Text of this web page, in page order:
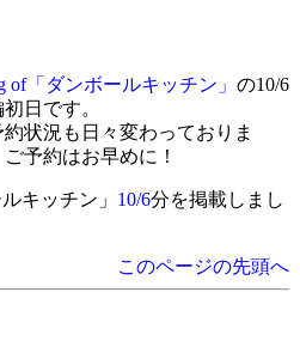
of「ダンボールキッチン」 の10/6
日です。
状況も日々変わっておりま
予約はお早めに！
キッチン」 10/6分を掲載しまし
このページの先頭へ